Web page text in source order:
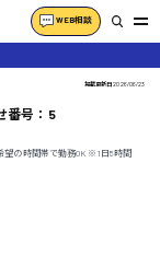
WEB相談
掲載更新日2026/06/23
番号：5
望の時間帯で勤務OK ※1日5時間